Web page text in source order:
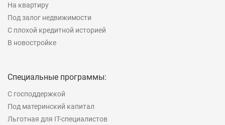
На квартиру
Под залог недвижимости
С плохой кредитной историей
В новостройке
Специальные программы:
С господдержкой
Под материнский капитал
Льготная для IT-специалистов